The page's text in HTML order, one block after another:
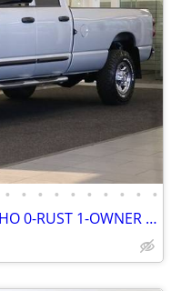
• • • • • • • • • •
2007 DODGE RAM 2500 SLT 5.9L HO 0-RUST 1-OWNER 89K 3500 2006 2005 2004